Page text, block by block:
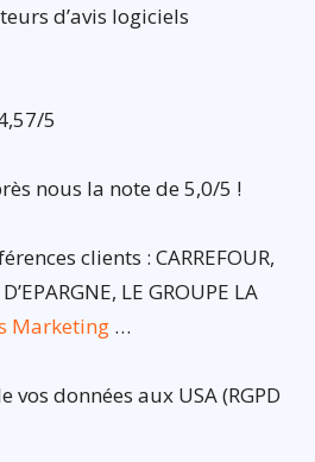
d’avis logiciels
5
nous la note de 5,0/5 !
clients : CARREFOUR,
LE GROUPE LA
Marketing …
données aux USA (RGPD